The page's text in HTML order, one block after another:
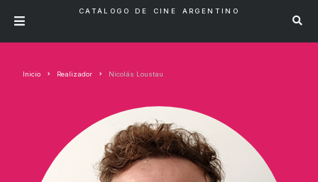
CATÁLOGO DE CINE ARGENTINO
Inicio Realizador Nicolás Loustau